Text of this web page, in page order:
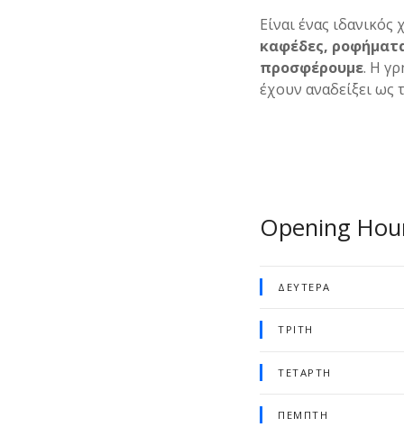
Είναι ένας
καφέδες,
προσφέρουμε. Η
έχουν αναδείξει ως
Opening
ΔΕΥΤΈΡΑ
ΤΡΊΤΗ
ΤΕΤΆΡΤΗ
ΠΈΜΠΤΗ